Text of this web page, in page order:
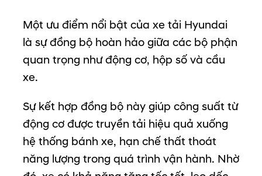
Một ưu điểm nổi bật của xe tải Hyundai
là sựđồng bộ hoàn hảo giữa các bộ phận
quan trọng nhưđộng cơ, hộp số và cầu
xe.
Sự kết hợp đồng bộ này giúp công suất từ
động cơ được truyền tải hiệu quả xuống
hệ thống bánh xe, hạn chế thất thoát
năng lượng trong quá trình vận hành. Nhờ